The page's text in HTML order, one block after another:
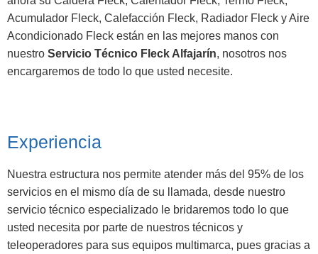
Acumulador Fleck, Calefacción Fleck, Radiador Fleck y Aire
Acondicionado Fleck están en las mejores manos con
nuestro Servicio Técnico Fleck Alfajarín, nosotros nos
encargaremos de todo lo que usted necesite.
Experiencia
Nuestra estructura nos permite atender más del 95% de los
servicios en el mismo día de su llamada, desde nuestro
servicio técnico especializado le bridaremos todo lo que
usted necesita por parte de nuestros técnicos y
teleoperadores para sus equipos multimarca, pues gracias a